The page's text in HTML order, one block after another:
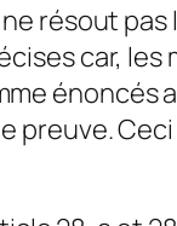
résout
car,
énoncés
preuve.